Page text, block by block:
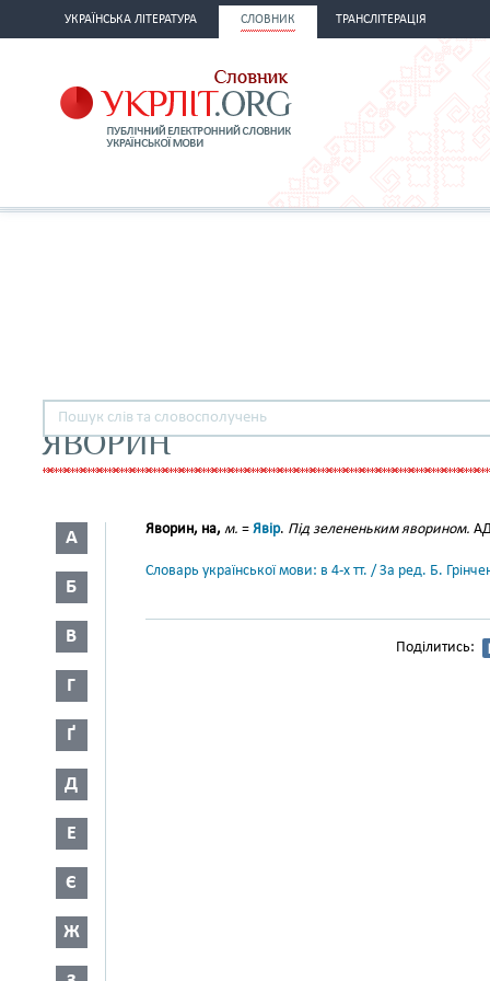
УКРАЇНСЬКА ЛІТЕРАТУРА СЛОВНИК ТРАНСЛІТЕРАЦІЯ
ЯВОРИН
А
Б
В
Г
Ґ
Д
Е
Є
Ж
Яворин, на, м. = Явір. Під зелененьким яворином.
Словарь української мови: в 4-х тт. / За ред. Б.
Поділитись: